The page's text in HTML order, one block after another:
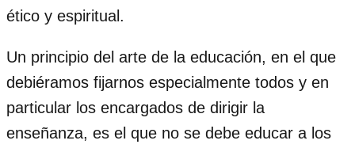
ético y espiritual.
Un principio del arte de la educación, en el que
debiéramos fijarnos especialmente todos y en
particular los encargados de dirigir la
enseñanza, es el que no se debe educar a los